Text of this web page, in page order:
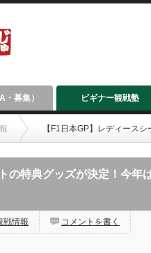
・募集） ビギナー観戦塾
【F1日本GP】レディース
の特典グッズが決定！今年
戦情報 コメントを書く